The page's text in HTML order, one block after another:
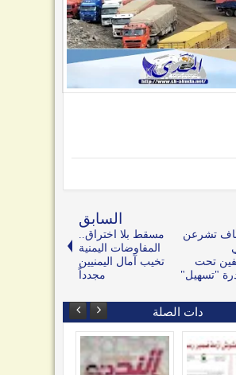
تشرعن
تحت
"تسهيل"
السابق
مسقط بلا اختراق..
المفاوضات اليمنية
تخيب آمال اليمنيين
مجدداً
دات الصلة